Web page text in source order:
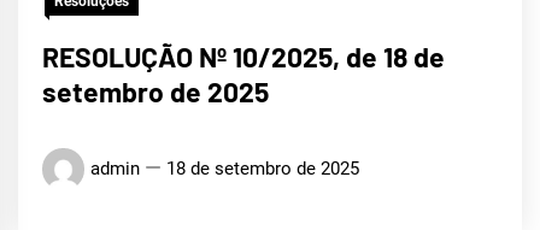
RESOLUÇÃO Nº 10/2025, de 18 de
setembro de 2025
admin 18 de setembro de 2025